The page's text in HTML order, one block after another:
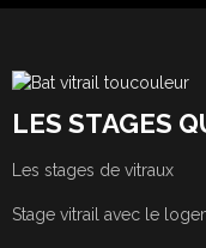
LES STAGES
Les stages de vitraux
Stage vitrail avec le